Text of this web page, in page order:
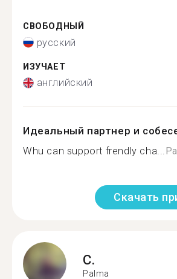
СВОБОДНЫЙ
русский
ИЗУЧАЕТ
английский
Идеальный партнер и
Whu can support frendly cha...
Скачать
C.
Palma